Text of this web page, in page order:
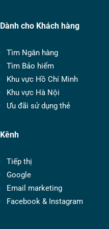
Dành cho Khách hàng
Tìm Ngân hàng
Tìm Bảo hiểm
Khu vực Hồ Chí Minh
Khu vực Hà Nội
Ưu đãi sử dụng thẻ
Kênh
Tiếp thị
Google
Email marketing
Facebook & Instagram